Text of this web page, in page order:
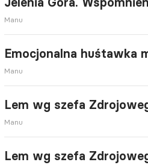
Manu
Emocjonalna huśtawka
Manu
Lem wg szefa
Manu
Lem wg szefa